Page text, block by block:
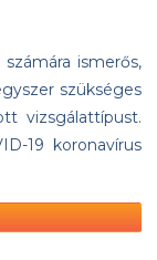
ismerős,
szükséges
vizsgálattípust.
19 koronavírus